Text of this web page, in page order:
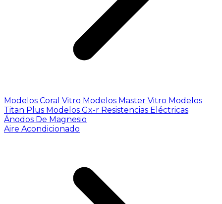
Modelos Coral Vitro Modelos Master Vitro Modelos
Titan Plus Modelos Gx-r Resistencias Eléctricas
Ánodos De Magnesio
Aire Acondicionado